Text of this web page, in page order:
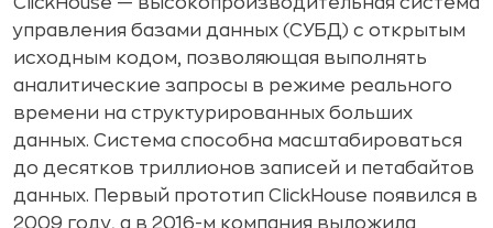
управления базами данных (СУБД) с открытым
исходным кодом, позволяющая выполнять
аналитические запросы в режиме реального
времени на структурированных больших
данных. Система способна масштабироваться
до десятков триллионов записей и петабайтов
данных. Первый прототип ClickHouse появился в
2009 году, а в 2016-м компания выложила